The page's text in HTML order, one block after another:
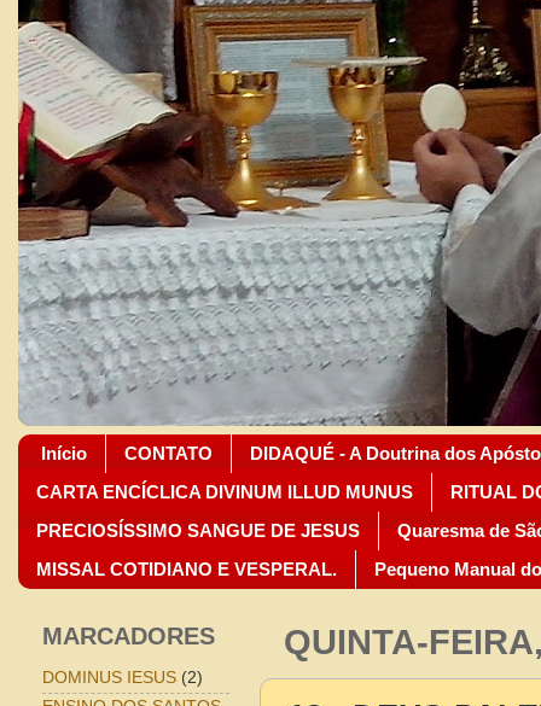
Início CONTATO
DIDAQUÉ - A Doutrina dos
CARTA ENCÍCLICA DIVINUM ILLUD MUNUS
RITUAL
PRECIOSÍSSIMO SANGUE DE JESUS
Quaresma de
MISSAL COTIDIANO E VESPERAL.
Pequeno Manual
QUINTA-
MARCADORES
DOMINUS IESUS (2)